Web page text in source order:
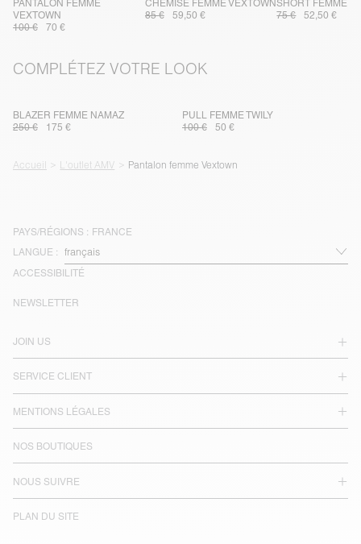
PANTALON FEMME
VEXTOWN
100 €
70 €
CHEMISE FEMME VEXTOWN
85 €
59,50 €
SHORT FEMME
75 €
52,50 €
COMPLÉTEZ VOTRE LOOK
BLAZER FEMME NAMAZ
250 €
175 €
PULL FEMME TWILY
100 €
50 €
Accueil L'outlet AMV Pantalon femme Vextown
PAYS/RÉGIONS : FRANCE
LANGUE :
ACCESSIBILITÉ
JOIN US
SERVICE CLIENT
MENTIONS LÉGALES
NOS BOUTIQUES
NOUS SUIVRE
PLAN DU SITE
NEWSLETTER